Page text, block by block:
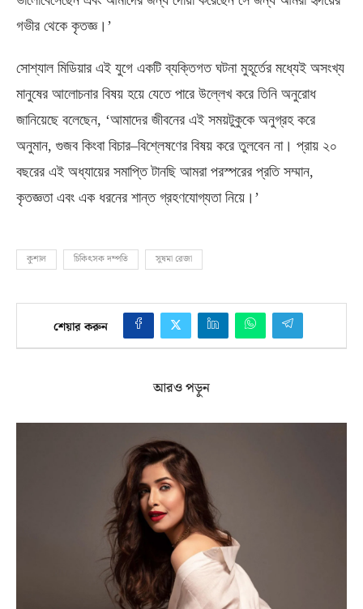
গভীর থেকে কৃতজ্ঞ।’
সোশ্যাল মিডিয়ার এই যুগে একটি ব্যক্তিগত ঘটনা মুহূর্তের মধ্যেই অসংখ্য
মানুষের আলোচনার বিষয় হয়ে যেতে পারে উল্লেখ করে তিনি অনুরোধ
জানিয়েছে বলেছেন, ‘আমাদের জীবনের এই সময়টুকুকে অনুগ্রহ করে
অনুমান, গুজব কিংবা বিচার–বিশ্লেষণের বিষয় করে তুলবেন না। প্রায় ২০
বছরের এই অধ্যায়ের সমাপ্তি টানছি আমরা পরস্পরের প্রতি সম্মান,
কৃতজ্ঞতা এবং এক ধরনের শান্ত গ্রহণযোগ্যতা নিয়ে।’
কুশাল চিকিৎসক দম্পতি সুষমা রেজা
শেয়ার করুন
আরও পড়ুন